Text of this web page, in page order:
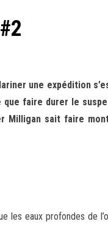
une expédition
faire durer le
Milligan sait faire
les eaux profondes de